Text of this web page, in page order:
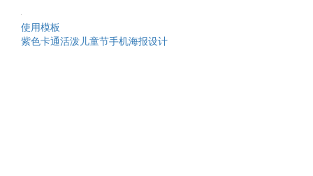
使用模板
紫色卡通活泼儿童节手机海报设计